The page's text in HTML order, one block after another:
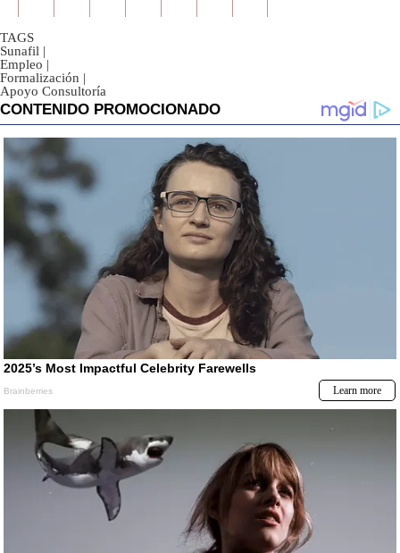
TAGS
Sunafil |
Empleo |
Formalización |
Apoyo Consultoría